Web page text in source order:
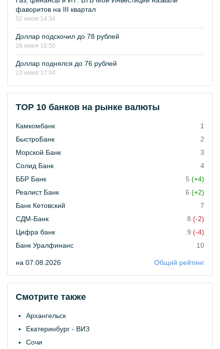
фаворитов на III квартал
02 июля 14:34
Доллар подскочил до 78 рублей
26 июня 16:50
Доллар поднялся до 76 рублей
23 июня 17:04
TOP 10 банков на рынке валюты
Камкомбанк
1
БыстроБанк
2
Морской Банк
3
Солид Банк
4
ББР Банк
5 (+4)
Реалист Банк
6 (+2)
Банк Кетовский
7
СДМ-Банк
8 (-2)
Цифра банк
9 (-4)
Банк Уралфинанс
10
на 07.08.2026 Общий рейтинг
Смотрите также
Архангельск
Екатеринбург - ВИЗ
Сочи